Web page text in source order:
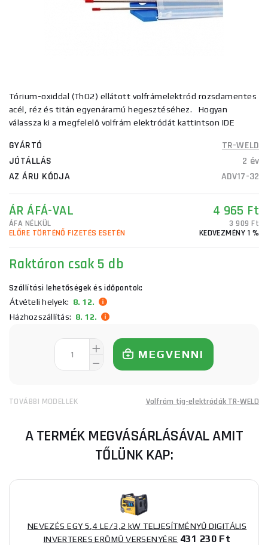
Tórium-oxiddal (ThO2) ellátott volfrámelektród rozsdamentes
acél, réz és titán egyenáramú hegesztéséhez. Hogyan
válassza ki a megfelelő volfrám elektródát kattintson IDE
GYÁRTÓ
TR-WELD
JÓTÁLLÁS
2 év
AZ ÁRU KÓDJA
ADV17-32
ÁR ÁFÁ-VAL 4 965 Ft
ÁFA NÉLKÜL
3 909 Ft
ELŐRE TÖRTÉNŐ FIZETÉS ESETÉN
KEDVEZMÉNY 1 %
Raktáron csak 5 db
Szállítási lehetőségek és időpontok:
Átvételi helyek: 8. 12.
Házhozszállítás: 8. 12.
MEGVENNI
TOVÁBBI MODELLEK Volfrám tig-elektródák TR-WELD
A TERMÉK MEGVÁSÁRLÁSÁVAL AMIT
TŐLÜNK KAP:
NEVEZÉS EGY 5,4 LE/3,2 kW TELJESÍTMÉNYŰ DIGITÁLIS
INVERTERES ERŐMŰ VERSENYÉRE 431 230 Ft